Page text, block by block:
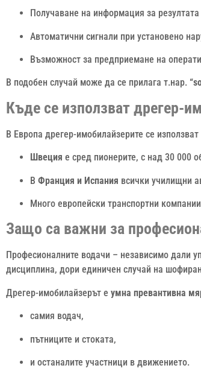
Получаване на информация за
Автоматични сигнали при установено
Възможност за предприемане на
В подобен случай може да се прилага т.нар.
Къде се използват дрегер-
В Европа дрегер-имобилайзерите се
Швеция е сред пионерите, с над 30 000
В Франция и Испания всички училищни
Много европейски транспортни
Защо са важни за
Професионалните водачи – независимо дали
дисциплина, дори единичен случай на
Дрегер-имобилайзерът е умна превантивна
самия водач,
пътниците и стоката,
и останалите участници в движението.